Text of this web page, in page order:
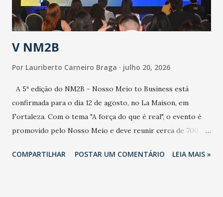
contaminação alta, podendo gerar um grande risco à
população e ao sistema de saúde. “Precisamos saber fazer a
estratificação do risco da doença, para não so...
V NM2B
Por Lauriberto Carneiro Braga julho 20, 2026
A 5ª edição do NM2B - Nosso Meio to Business está
confirmada para o dia 12 de agosto, no La Maison, em
Fortaleza. Com o tema "A força do que é real", o evento é
promovido pelo Nosso Meio e deve reunir cerca de 700
e lideranças do Mercado Nacional. Desde 2022, o NM2B
COMPARTILHAR POSTAR UM COMENTÁRIO LEIA MAIS »